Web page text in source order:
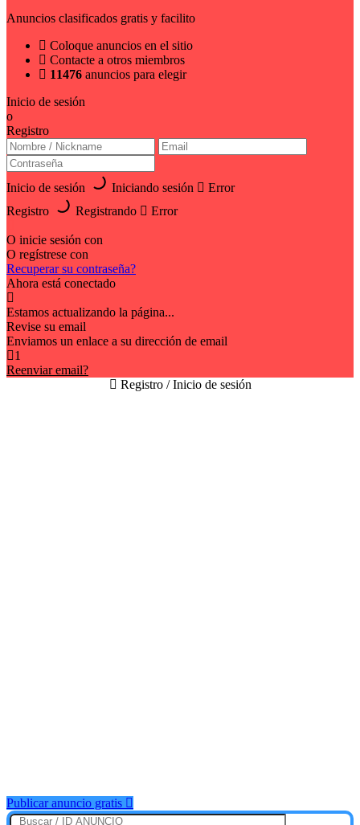
Anuncios clasificados gratis y facilito
Coloque anuncios en el sitio
Contacte a otros miembros
11476 anuncios para elegir
Inicio de sesión
o
Registro
Inicio de sesión Iniciando sesión
Error
Registro
Registrando Error
O inicie sesión con
O regístrese con
Recuperar su contraseña?
Ahora está conectado
Estamos actualizando la página...
Revise su email
Enviamos un enlace a su dirección de email
1
Reenviar email?
Registro / Inicio de sesión
Publicar anuncio gratis